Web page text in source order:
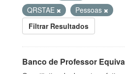
QRSTAE
Pessoas
Filtrar Resultados
Banco de Professor